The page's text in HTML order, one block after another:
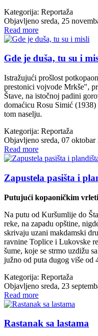
Kategorija: Reportaža
Objavljeno sreda, 25
Read more
Gde je duša, tu su i
Istražujući prošlost
prestonici vojvode Mrkše",
Štave, na istočnoj padini
domaćicu Rosu Simić
tom naselju.
Kategorija: Reportaža
Objavljeno sreda, 07 oktobar
Read more
Zapustela pasišta i
Putujući kopaoničkim
Na putu od Kuršumlije do
reke, na zapadu opštine,
skrivaju uzani makdamski
ravnine Toplice i Lukovske
šume, koje se strmo uzdižu
južno od puta dugog više od
Kategorija: Reportaža
Objavljeno sreda, 23
Read more
Rastanak sa lastama